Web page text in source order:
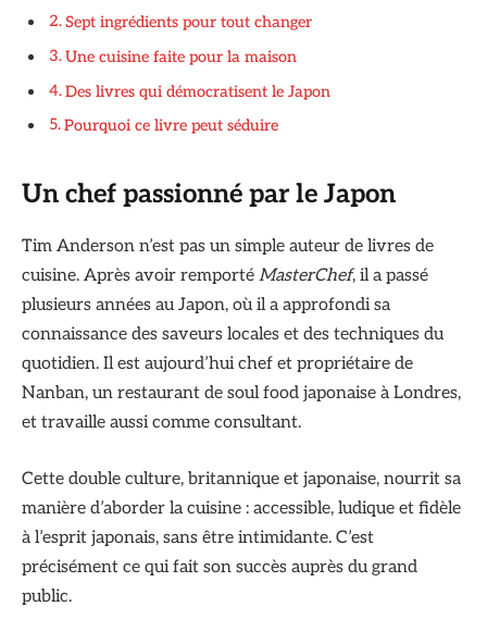
Sept ingrédients pour tout changer
Une cuisine faite pour la maison
Des livres qui démocratisent le Japon
Pourquoi ce livre peut séduire
Un chef passionné par le Japon
Tim Anderson n’est pas un simple auteur de livres de
cuisine. Après avoir remporté MasterChef, il a passé
plusieurs années au Japon, où il a approfondi sa
connaissance des saveurs locales et des techniques du
quotidien. Il est aujourd’hui chef et propriétaire de
Nanban, un restaurant de soul food japonaise à Londres,
et travaille aussi comme consultant.
Cette double culture, britannique et japonaise, nourrit sa
manière d’aborder la cuisine : accessible, ludique et fidèle
à l’esprit japonais, sans être intimidante. C’est
précisément ce qui fait son succès auprès du grand
public.